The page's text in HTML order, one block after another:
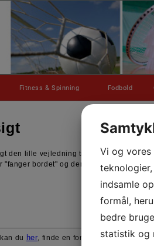
Fitness & Spinning Fodbold
den lille vejledning til højre. Derudover
"fanger bordet" og der skal betales for
du her, finde en formular du kan
Vi og vores
indsamle
formål,
bedre
statistik og